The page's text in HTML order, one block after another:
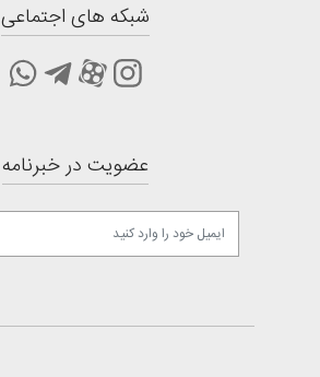
شبکه های اجتماعی
عضویت در خبرنامه